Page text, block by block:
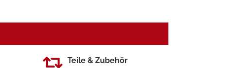
Teile & Zubehör